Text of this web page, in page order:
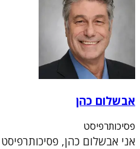
אבשלום כהן
פסיכותרפיסט
אני אבשלום כהן,